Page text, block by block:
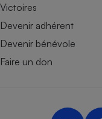
Victoires
Devenir adhérent
Devenir bénévole
Faire un don